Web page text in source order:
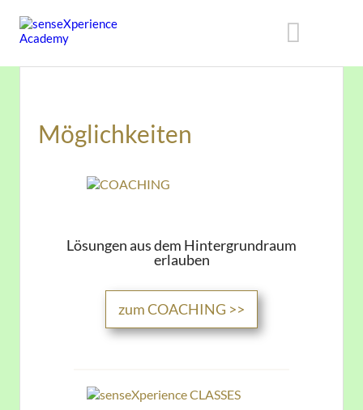
Möglichkeiten
​Lösungen aus dem Hintergrundraum
erlauben
zum COACHING >>